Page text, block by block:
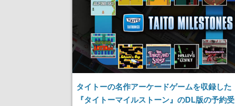
タイトーの名作アーケードゲームを収録した
『タイトーマイルストーン』のDL版の予約受